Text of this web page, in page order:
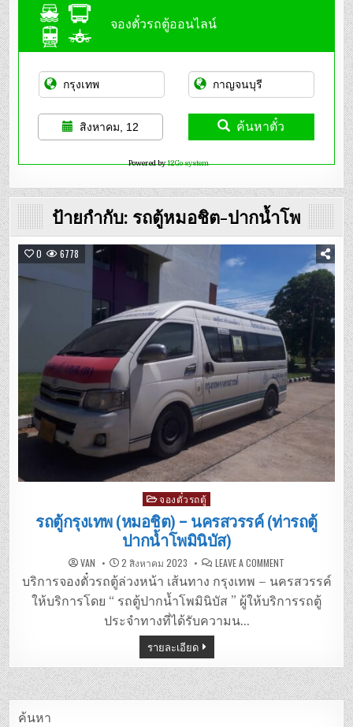
จองตั๋วรถตู้ออนไลน์
สิงหาคม, 12 ค้นหาตั๋ว
Powered by12Go system
ป้ายกำกับ: รถตู้หมอชิต-ปากน้ำโพ
0 6778
Posted
in
จองตั๋วรถตู้
รถตู้กรุงเทพ (หมอชิต) – นครสวรรค์ (ท่ารถตู้
ปากน้ำโพมินิบัส)
VAN 2 สิงหาคม 2023 LEAVE A COMMENT
ตู้
กรุงเทพ
(หมอชิต)
โพ
มิ
นิ
บัส)
บริการจองตั๋วรถตู้ล่วงหน้า เส้นทาง กรุงเทพ – นครสวรรค์
ให้บริการโดย “ รถตู้ปากน้ำโพมินิบัส ” ผู้ให้บริการรถตู้
ประจำทางที่ได้รับความน…
รายละเอียด
ค้นหา